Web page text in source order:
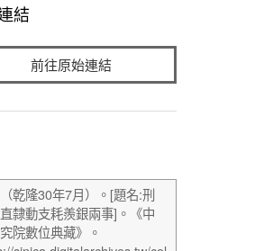
結
前往原始連結